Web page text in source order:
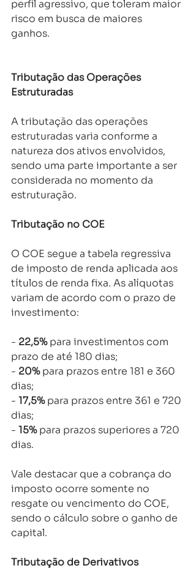
perfil agressivo, que toleram maior
risco em busca de maiores
ganhos.
Tributação das Operações
Estruturadas
A tributação das operações
estruturadas varia conforme a
natureza dos ativos envolvidos,
sendo uma parte importante a ser
considerada no momento da
estruturação.
Tributação no COE
O COE segue a tabela regressiva
de imposto de renda aplicada aos
títulos de renda fixa. As alíquotas
variam de acordo com o prazo de
investimento:
- 22,5% para investimentos com
prazo de até 180 dias;
- 20% para prazos entre 181 e 360
dias;
- 17,5% para prazos entre 361 e 720
dias;
- 15% para prazos superiores a 720
dias.
Vale destacar que a cobrança do
imposto ocorre somente no
resgate ou vencimento do COE,
sendo o cálculo sobre o ganho de
capital.
Tributação de Derivativos